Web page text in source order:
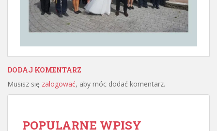
DODAJ KOMENTARZ
Musisz się zalogować, aby móc dodać komentarz.
POPULARNE WPISY